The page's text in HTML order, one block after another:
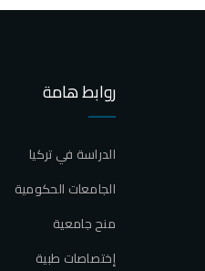
روابط هامة
الدراسة في تركيا
الجامعات الحكومية
منح جامعية
إختصاصات طبية